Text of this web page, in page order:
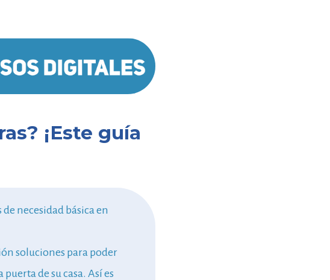
¡Este guía
necesidad básica en
soluciones para poder
de su casa. Así es